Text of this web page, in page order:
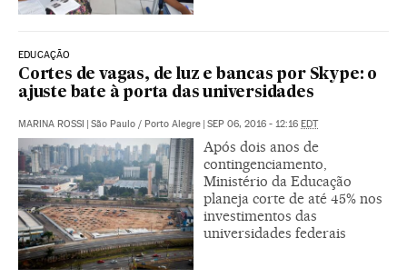
EDUCAÇÃO
Cortes de vagas, de luz e bancas por Skype: o
ajuste bate à porta das universidades
MARINA ROSSI | São Paulo / Porto Alegre | SEP 06, 2016 - 12:16 EDT
Após dois anos de
contingenciamento,
Ministério da Educação
planeja corte de até 45% nos
investimentos das
universidades federais